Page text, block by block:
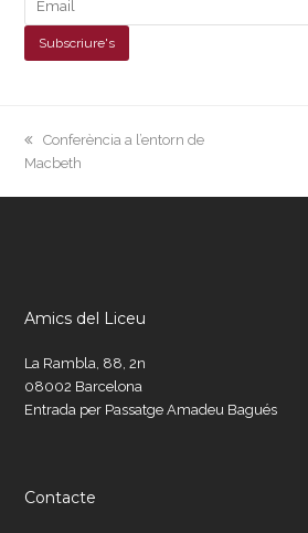
previous
post:
Conferència a l’entorn de
Macbeth
Amics del Liceu
La Rambla, 88, 2n
08002 Barcelona
Entrada per Passatge Amadeu Bagués
Contacte